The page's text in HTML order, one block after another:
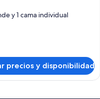
y 1 cama individual
precios y disponibilidad